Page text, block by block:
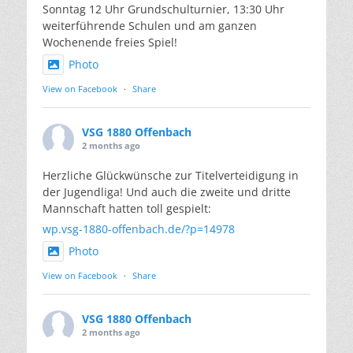
Sonntag 12 Uhr Grundschulturnier, 13:30 Uhr
weiterführende Schulen und am ganzen
Wochenende freies Spiel!
Photo
View on Facebook · Share
VSG 1880 Offenbach
2 months ago
Herzliche Glückwünsche zur Titelverteidigung in
der Jugendliga! Und auch die zweite und dritte
Mannschaft hatten toll gespielt:
wp.vsg-1880-offenbach.de/?p=14978
Photo
View on Facebook · Share
VSG 1880 Offenbach
2 months ago